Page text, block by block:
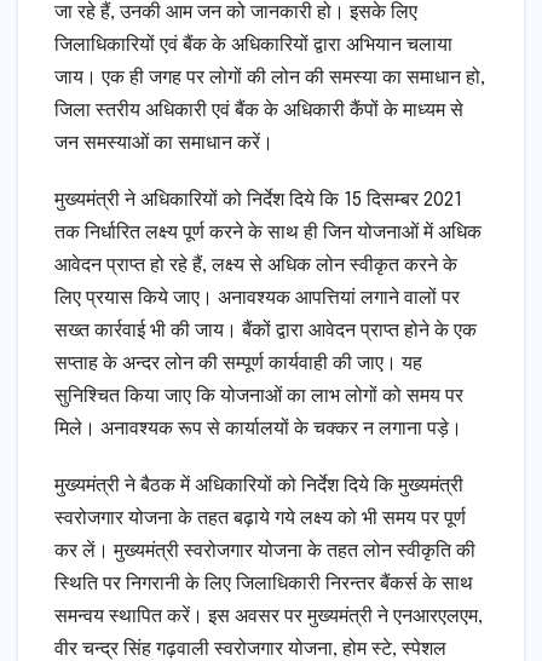
जा रहे हैं, उनकी आम जन को जानकारी हो। इसके लिए
जिलाधिकारियों एवं बैंक के अधिकारियों द्वारा अभियान चलाया
जाय। एक ही जगह पर लोगों की लोन की समस्या का समाधान हो,
जिला स्तरीय अधिकारी एवं बैंक के अधिकारी कैंपों के माध्यम से
जन समस्याओं का समाधान करें।
मुख्यमंत्री ने अधिकारियों को निर्देश दिये कि 15 दिसम्बर 2021
तक निर्धारित लक्ष्य पूर्ण करने के साथ ही जिन योजनाओं में अधिक
आवेदन प्राप्त हो रहे हैं, लक्ष्य से अधिक लोन स्वीकृत करने के
लिए प्रयास किये जाए। अनावश्यक आपत्तियां लगाने वालों पर
सख्त कार्रवाई भी की जाय। बैंकों द्वारा आवेदन प्राप्त होने के एक
सप्ताह के अन्दर लोन की सम्पूर्ण कार्यवाही की जाए। यह
सुनिश्चित किया जाए कि योजनाओं का लाभ लोगों को समय पर
मिले। अनावश्यक रूप से कार्यालयों के चक्कर न लगाना पड़े।
मुख्यमंत्री ने बैठक में अधिकारियों को निर्देश दिये कि मुख्यमंत्री
स्वरोजगार योजना के तहत बढ़ाये गये लक्ष्य को भी समय पर पूर्ण
कर लें। मुख्यमंत्री स्वरोजगार योजना के तहत लोन स्वीकृति की
स्थिति पर निगरानी के लिए जिलाधिकारी निरन्तर बैंकर्स के साथ
समन्वय स्थापित करें। इस अवसर पर मुख्यमंत्री ने एनआरएलएम,
वीर चन्द्र सिंह गढ़वाली स्वरोजगार योजना, होम स्टे, स्पेशल